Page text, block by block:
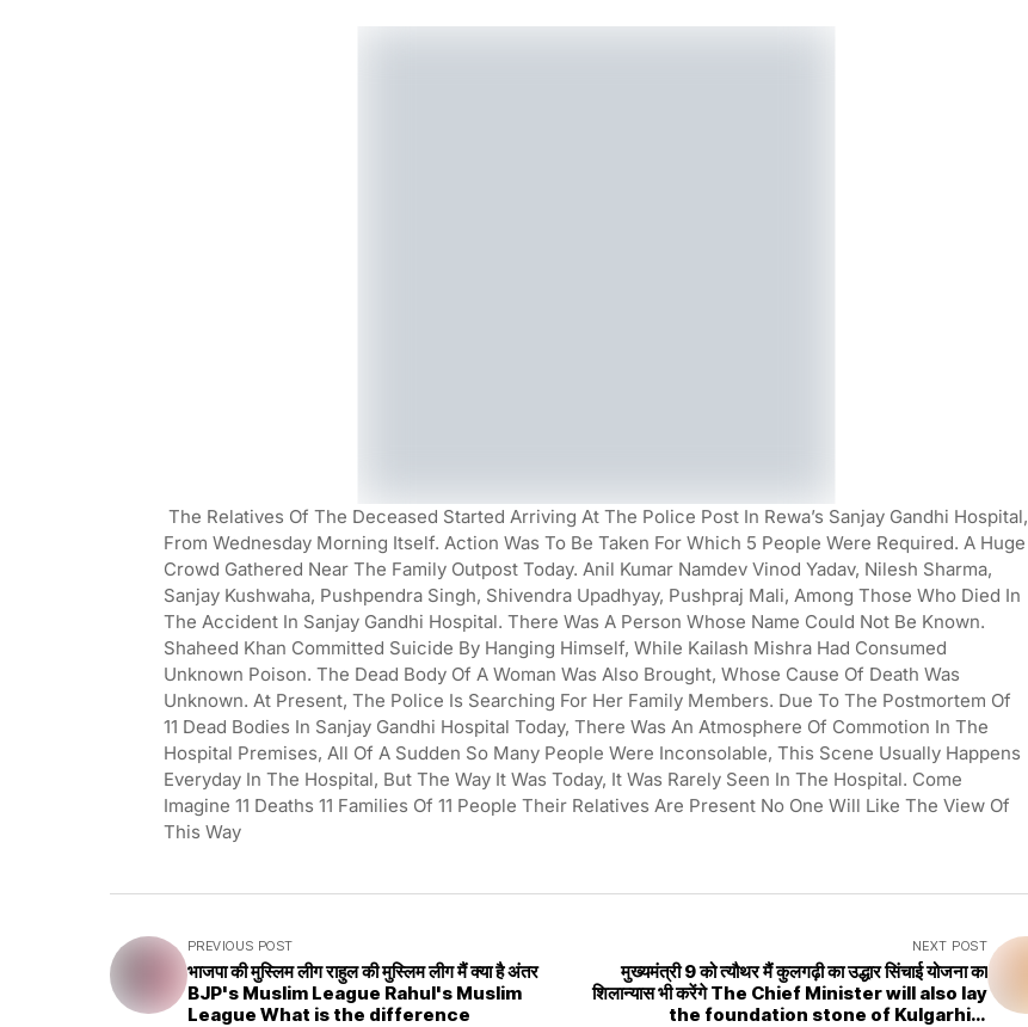
The Relatives Of The Deceased Started Arriving At The Police Post In Rewa’s Sanjay Gandhi Hospital,
From Wednesday Morning Itself. Action Was To Be Taken For Which 5 People Were Required. A Huge
Crowd Gathered Near The Family Outpost Today. Anil Kumar Namdev Vinod Yadav, Nilesh Sharma,
Sanjay Kushwaha, Pushpendra Singh, Shivendra Upadhyay, Pushpraj Mali, Among Those Who Died In
The Accident In Sanjay Gandhi Hospital. There Was A Person Whose Name Could Not Be Known.
Shaheed Khan Committed Suicide By Hanging Himself, While Kailash Mishra Had Consumed
Unknown Poison. The Dead Body Of A Woman Was Also Brought, Whose Cause Of Death Was
Unknown. At Present, The Police Is Searching For Her Family Members. Due To The Postmortem Of
11 Dead Bodies In Sanjay Gandhi Hospital Today, There Was An Atmosphere Of Commotion In The
Hospital Premises, All Of A Sudden So Many People Were Inconsolable, This Scene Usually Happens
Everyday In The Hospital, But The Way It Was Today, It Was Rarely Seen In The Hospital. Come
Imagine 11 Deaths 11 Families Of 11 People Their Relatives Are Present No One Will Like The View Of
This Way
PREVIOUS POST
भाजपा की मुस्लिम लीग राहुल की मुस्लिम लीग मैं क्या है अंतर
BJP's Muslim League Rahul's Muslim
League What is the difference
NEXT POST
मुख्यमंत्री 9 को त्यौथर मैं कुलगढ़ी का उद्धार सिंचाई योजना का
शिलान्यास भी करेंगे The Chief Minister will also lay
the foundation stone of Kulgarhi's